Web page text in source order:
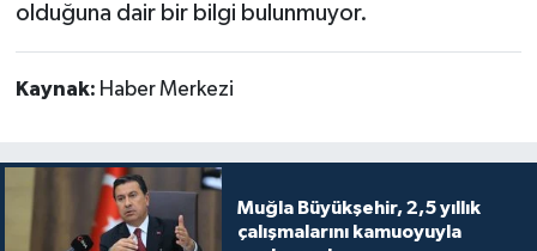
olduğuna dair bir bilgi bulunmuyor.
Kaynak: Haber Merkezi
Muğla Büyükşehir, 2,5 yıllık
çalışmalarını kamuoyuyla